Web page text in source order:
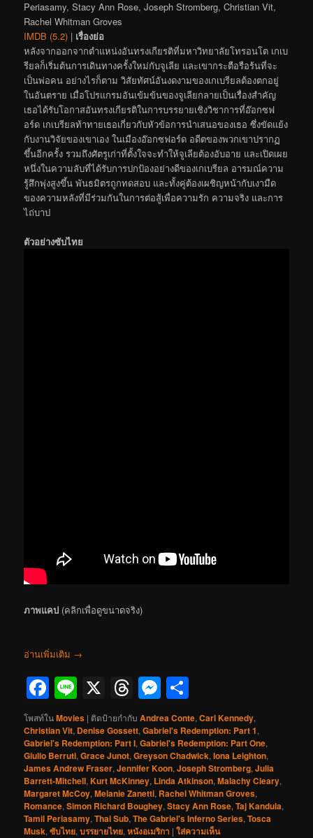
Periasamy, Stacy Ann Rose, Joseph Stromberg, Christian Vit,
Rachel Whitman Groves
IMDB (5.2) | เรื่องย่อ
หลังจากออกจากตำแหน่งอันทรงเกียรติที่มหาวิทยาลัยโทรอนโต เกเบ
รียลก็เริ่มต้นการเดินทางครั้งใหม่กับจูเลีย และเขากระตือรือร้นที่จะ
เป็นพ่อคน อย่างไรก็ตาม วิสัยทัศน์อันงดงามของเกเบรียลต้องตกอยู่
ในอันตราย เมื่อโปรแกรมอันเข้มข้นของจูเลียกลายเป็นเรื่องสำคัญ
เธอได้รับโอกาสอันทรงเกียรติในการบรรยายเชิงวิชาการที่อ๊อกซฟ
อร์ด เกเบรียลท้าทายเธอเกี่ยวกับหัวข้อการนำเสนอของเธอ ซึ่งขัดแย้ง
กับงานวิจัยของเขาเอง ในเมืองอ๊อกซฟอร์ด อดีตของพวกเขาปรากฏ
ขึ้นอีกครั้ง รวมถึงศัตรูเก่าที่ตั้งใจจะทำให้จูเลียต้องอับอาย และเปิดเผย
หนึ่งในความลับที่ได้รับการปกป้องอย่างดีของเกเบรียล อารมณ์ความ
รู้สึกพุ่งสูงขึ้น พันธมิตรถูกทดสอบ และทั้งคู่ต้องเผชิญหน้ากับเงามืด
ของความหลังที่มีร่วมกันในการต่อสู้เพื่อความรัก ความจริง และการ
ไถ่บาป
ตัวอย่างซับไทย
ภาพแคป (คลิกเพื่อดูขนาดจริง)
อ่านเพิ่มเติม →
Facebook
Line
X Threads
Messenger
โพสท์ในMovies | ติดป้ายกำกับ Andrea Conte,Carl Kennedy,
Christian Vit, Denise Gossett,Gabriel's Redemption: Part 1,
Gabriel's Redemption: Part I,Gabriel's Redemption: Part One,
Giulio Berruti,Grace Junot,Greyson Chadwick,Iona Leighton,
James Andrew Fraser,Jennifer Koon,Joseph Stromberg,Julia
Barrett-Mitchell,Kurt McKinney, Linda Atkinson,Malachy Cleary,
Margaret McCoy,Melanie Zanetti, Rachel Whitman Groves,
Romance,Simon Richard Boughey,Stacy Ann Rose,Taj Kandula,
Tamil Periasamy,Thai Sub,The Gabriel's Inferno Series,Tosca
Musk,ซับไทย,บรรยายไทย,หนังอเมริกา |ใส่ความเห็น